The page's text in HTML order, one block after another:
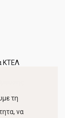
ΚΤΕΛ
τη
να